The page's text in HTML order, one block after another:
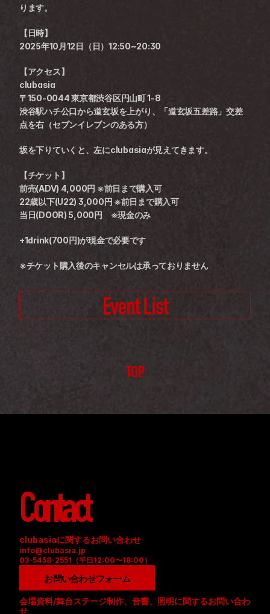
ります。
【日時】
2025年10月12日（日）12:50~20:30
【アクセス】
clubasia
〒150-0044 東京都渋谷区円山町 1-8
渋谷駅ハチ公口から道玄坂を上がり、「道玄坂五差路」交差
点を右（セブンイレブンのある方）
坂を下りていくと、左にclubasiaが見えてきます。
【チケット】
前売(ADV) 4,000円 ※前日まで購入可
22歳以下(U22) 3,000円 ※前日まで購入可
当日(DOOR) 5,000円　※現金のみ
+1drink(700円)が現金で必要です
※チケット購入後のキャンセルは承っておりません
Event List
TOP
Contact
clubasiaに関するお問い合わせ
info@clubasia.jp
03-5458-2551（平日12:00〜18:00）
お問い合わせフォーム
会場資料/舞台ステージ制作、音響、照明に関するお問い合わ
せ